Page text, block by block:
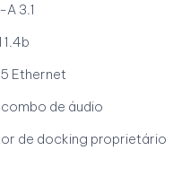
A 3.1
1.4b
Ethernet
combo de áudio
de docking proprietário